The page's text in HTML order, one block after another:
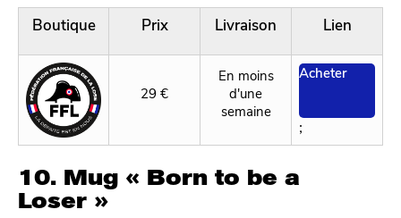
Boutique Prix Livraison Lien
29 €
En moins
d'une
semaine
Acheter
;
10. Mug « Born to be a
Loser »